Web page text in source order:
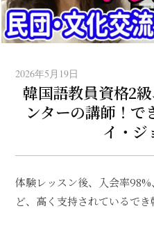
キ
ッ
プ
2026年5月19日
韓国語教員資格2
ンターの講師！で
イ・ジ
体験レッスン後、入会率
ど、高く支持されているでき